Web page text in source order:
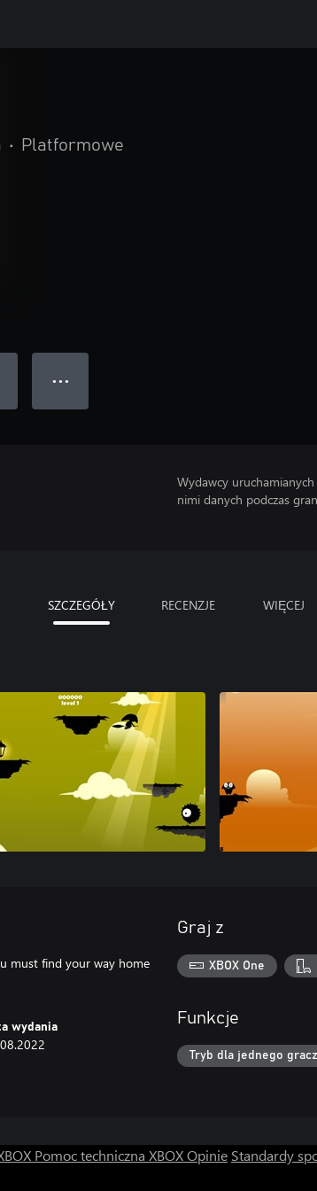
• Platformowe
● ● ●
Wydawcy
nimi danych podczas
SZCZEGÓŁY RECENZJE WIĘCEJ
must find your way home
wydania
Graj z
XBOX One
Funkcje
Tryb dla jednego
Pomoc techniczna XBOXOpinie Standardy